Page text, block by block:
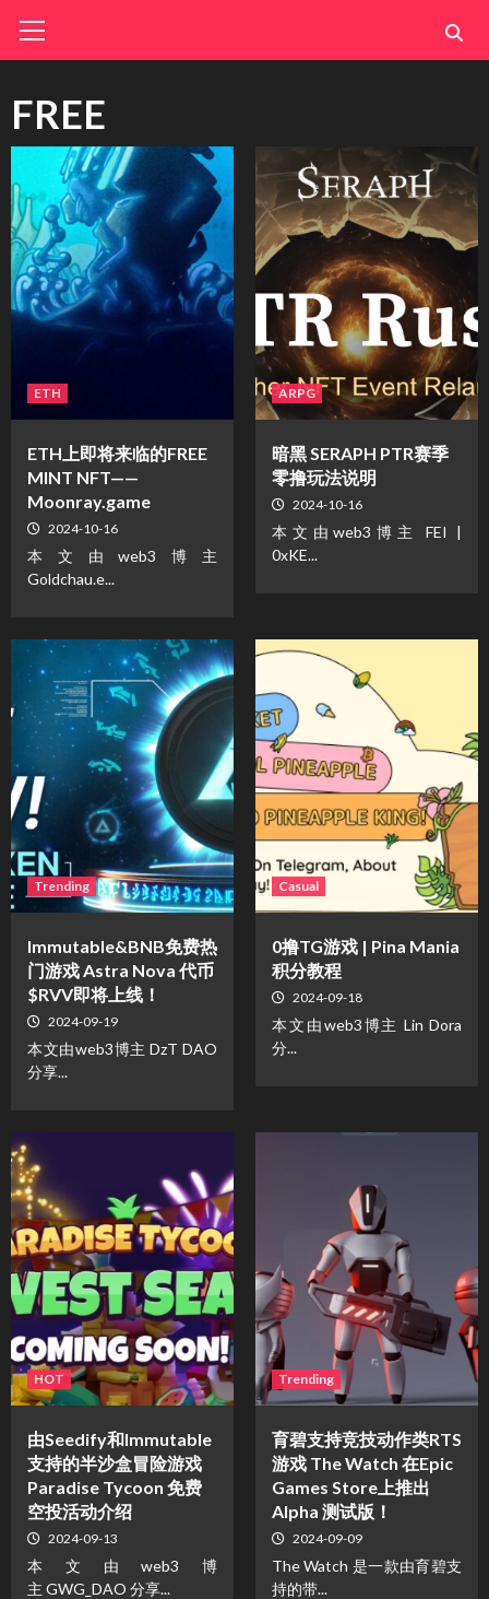
Menu
FREE
ETH
ETH上即将来临的FREE
MINT NFT——
Moonray.game
2024-10-16
本文由web3博主
Goldchau.e...
ARPG
暗黑 SERAPH PTR赛季
零撸玩法说明
2024-10-16
本文由web3博主 FEI |
0xKE...
Trending
Immutable&BNB免费热
门游戏 Astra Nova 代币
$RVV即将上线！
2024-09-19
本文由web3博主 DzT DAO
分享...
Casual
0撸TG游戏 | Pina Mania
积分教程
2024-09-18
本文由web3博主 Lin Dora
分...
HOT
由Seedify和Immutable
支持的半沙盒冒险游戏
Paradise Tycoon 免费
空投活动介绍
2024-09-13
本文由web3博
主 GWG_DAO 分享...
Trending
育碧支持竞技动作类RTS
游戏 The Watch 在Epic
Games Store上推出
Alpha 测试版！
2024-09-09
The Watch 是一款由育碧支
持的带...